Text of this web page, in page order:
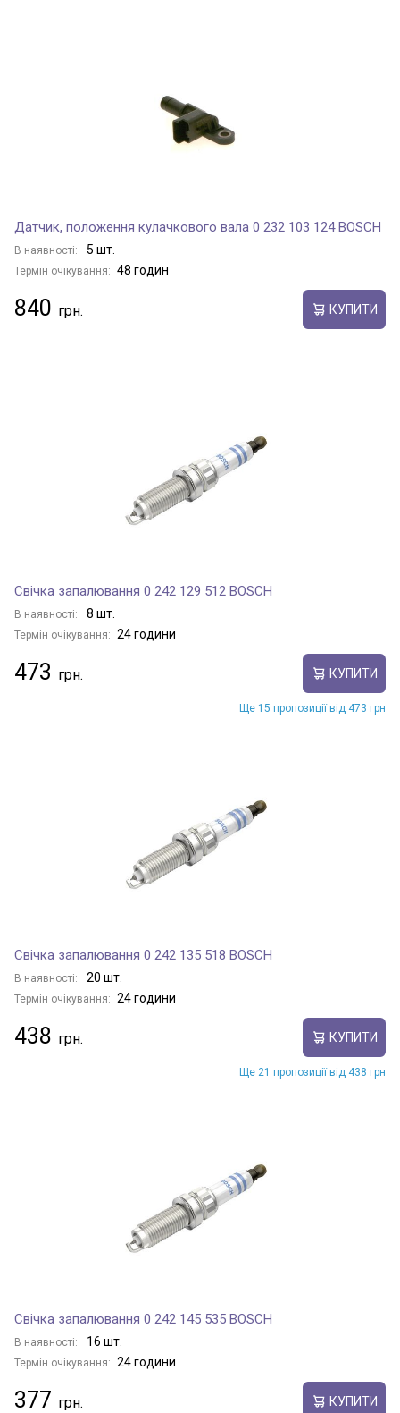
Датчик, положення кулачкового вала 0 232 103 124 BOSCH
В наявності: 5 шт.
Термін очікування: 48 годин
840 КУПИТИ
Свічка запалювання 0 242 129 512 BOSCH
В наявності: 8 шт.
Термін очікування: 24 години
473 КУПИТИ
Ще 15 пропозиції від 473 грн
Свічка запалювання 0 242 135 518 BOSCH
В наявності: 20 шт.
Термін очікування: 24 години
438 КУПИТИ
Ще 21 пропозиції від 438 грн
Свічка запалювання 0 242 145 535 BOSCH
В наявності: 16 шт.
Термін очікування: 24 години
377 КУПИТИ